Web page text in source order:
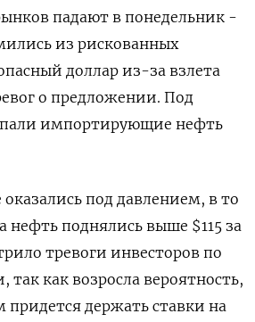
падают в понедельник -
из рискованных
доллар из-за взлета
о предложении. Под
импортирующие нефть
под ‌давлением, в то
нефть поднялись выше $115 за
тревоги инвесторов по
как возросла вероятность,
придется держать ставки на